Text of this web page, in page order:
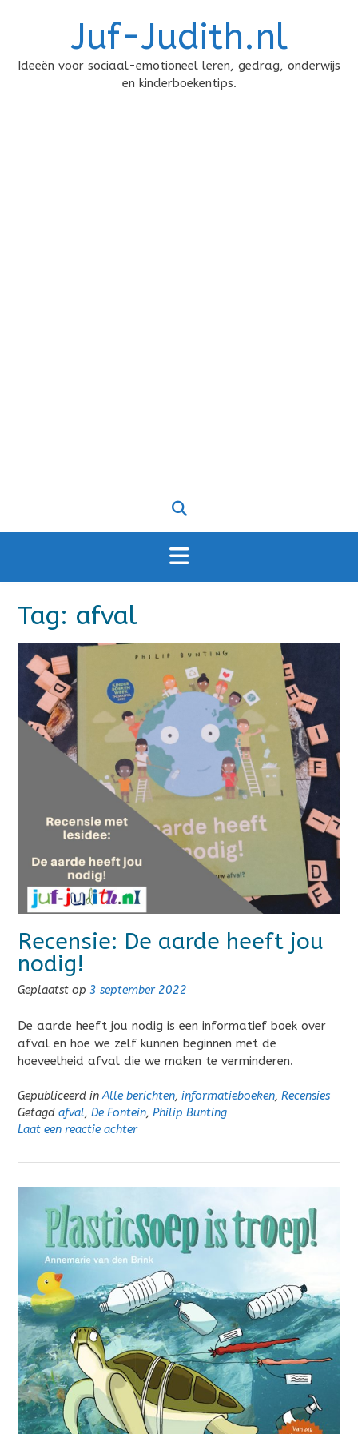
Juf-Judith.nl
Ideeën voor sociaal-emotioneel leren, gedrag, onderwijs
en kinderboekentips.
Tag: afval
Recensie: De aarde heeft jou
nodig!
Geplaatst op 3 september 2022
De aarde heeft jou nodig is een informatief boek over
afval en hoe we zelf kunnen beginnen met de
hoeveelheid afval die we maken te verminderen.
Gepubliceerd inAlle berichten, informatieboeken, Recensies
Getagd afval, De Fontein, Philip Bunting
Laat een reactie achter